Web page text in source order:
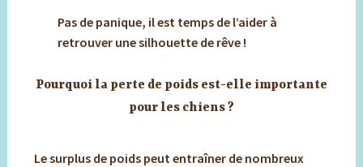
Pas de panique, il est temps de l’aider à
retrouver une silhouette de rêve !
Pourquoi la perte de poids est-elle importante
pour les chiens ?
Le surplus de poids peut entraîner de nombreux